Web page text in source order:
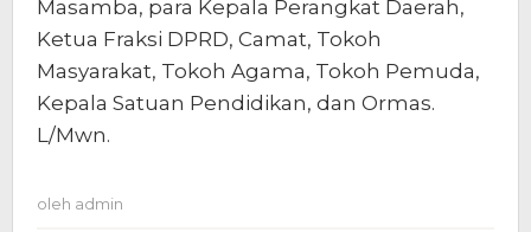
Masamba, para Kepala Perangkat Daerah,
Ketua Fraksi DPRD, Camat, Tokoh
Masyarakat, Tokoh Agama, Tokoh Pemuda,
Kepala Satuan Pendidikan, dan Ormas.
L/Mwn.
oleh admin